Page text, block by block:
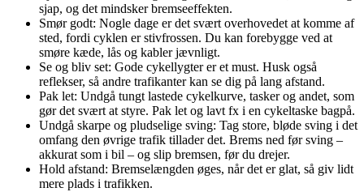
sjap, og det mindsker bremseeffekten.
Smør godt: Nogle dage er det svært overhovedet at komme af
sted, fordi cyklen er stivfrossen. Du kan forebygge ved at
smøre kæde, lås og kabler jævnligt.
Se og bliv set: Gode cykellygter er et must. Husk også
reflekser, så andre trafikanter kan se dig på lang afstand.
Pak let: Undgå tungt lastede cykelkurve, tasker og andet, som
gør det svært at styre. Pak let og lavt fx i en cykeltaske bagpå.
Undgå skarpe og pludselige sving: Tag store, bløde sving i det
omfang den øvrige trafik tillader det. Brems ned før sving –
akkurat som i bil – og slip bremsen, før du drejer.
Hold afstand: Bremselængden øges, når det er glat, så giv lidt
mere plads i trafikken.